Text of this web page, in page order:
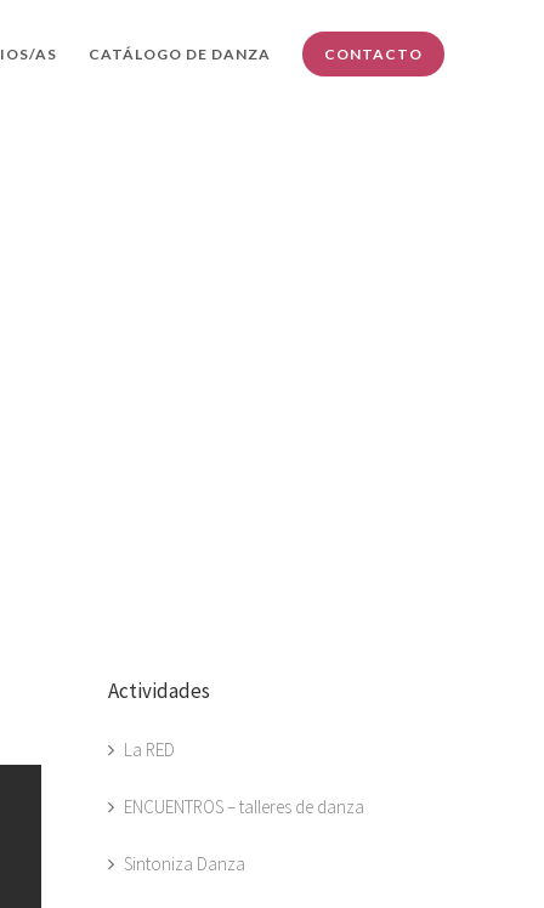
AS CATÁLOGO DE DANZA CONTACTO
Actividades
La RED
ENCUENTROS – talleres de danza
Sintoniza Danza